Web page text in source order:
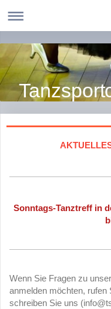
Sonntags-Tanztreff in
Wenn Sie Fragen zu
anmelden möchten, rufen
schreiben Sie uns